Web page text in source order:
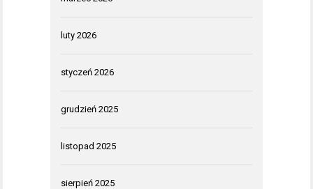
luty 2026
styczeń 2026
grudzień 2025
listopad 2025
sierpień 2025